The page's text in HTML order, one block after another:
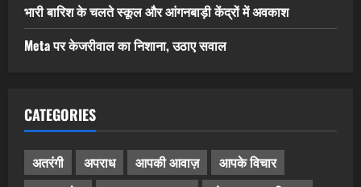
भारी बारिश के चलते स्कूल और आंगनबाड़ी केंद्रों में अवकाश
Meta पर केजरीवाल का निशाना, उठाए सवाल
CATEGORIES
अतरंगी अपराध आपकी आवाज़
आपके विचार